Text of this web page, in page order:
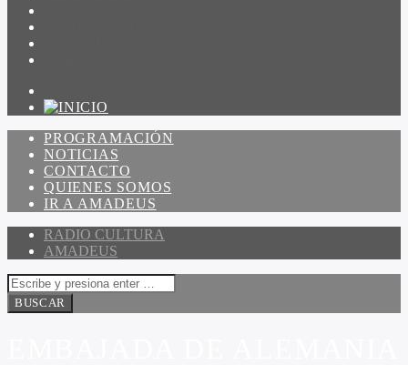
PROGRAMACIÓN
NOTICIAS
CONTACTO
QUIENES SOMOS
IR A AMADEUS
RADIO CULTURA
AMADEUS